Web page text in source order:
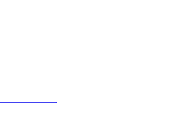
600 544 445